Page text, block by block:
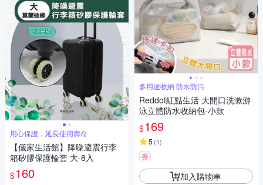
用心保護，延長使用壽命
【儀家生活館】降噪避震行李
箱矽膠保護輪套 大-8入
$160
多用途收納 防水防污
Reddot紅點生活 大開口洗漱游
泳立體防水收納包-小款
$169
5 (1)
券
加入購物車